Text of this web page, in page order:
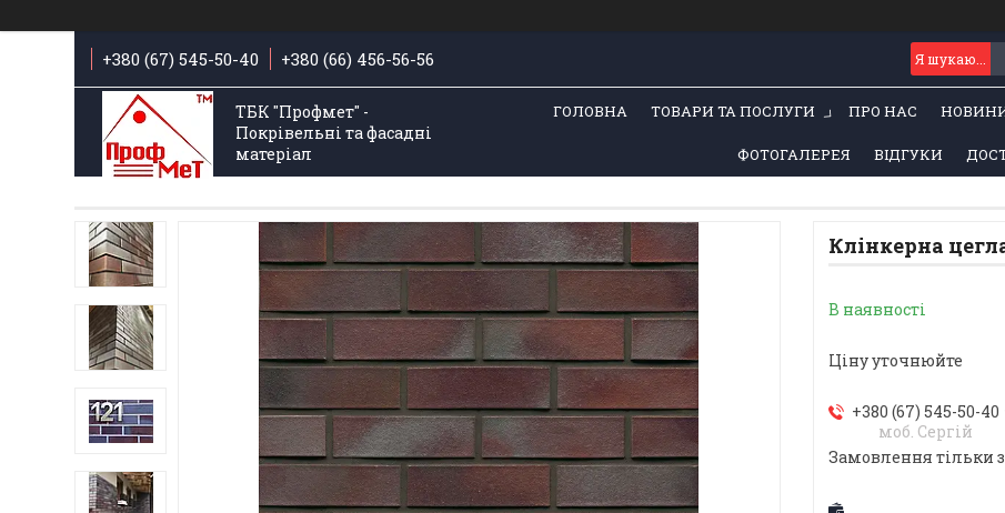
+380 (67) 545-50-40 +380 (66) 456-56-56
ТБК "Профмет" -
Покрівельні та фасадні
матеріал
ГОЛОВНА ТОВАРИ ТА ПОСЛУГИ ПРО НАС
ФОТОГАЛЕРЕЯ ВІДГУКИ
Клінкерна
В наявності
Ціну уточнюйте
+380 (67) 545-50-40
моб. Сергій
Замовлення тільки